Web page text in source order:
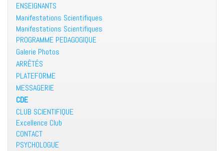
ENSEIGNANTS
Manifestations Scientifiques
Manifestations Scientifiques
PROGRAMME PEDAGOGIQUE
Galerie Photos
ARRÊTÉS
PLATEFORME
MESSAGERIE
CDE
CLUB SCIENTIFIQUE
Excellence Club
CONTACT
PSYCHOLOGUE